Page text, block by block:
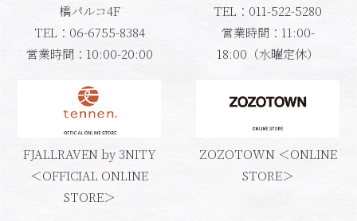
橋パルコ4F
TEL：06-6755-8384
営業時間：10:00-20:00
TEL：011-522-5280
営業時間：11:00-
18:00（水曜定休）
FJALLRAVEN by 3NITY
＜OFFICIAL ONLINE
STORE＞
ZOZOTOWN ＜ONLINE
STORE＞